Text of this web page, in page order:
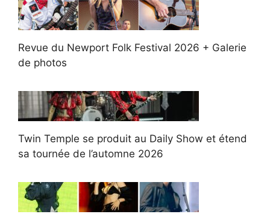
Revue du Newport Folk Festival 2026 + Galerie
de photos
Twin Temple se produit au Daily Show et étend
sa tournée de l’automne 2026